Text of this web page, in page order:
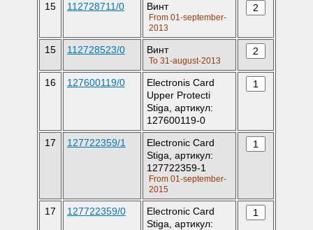
15 112728711/0 Винт
From 01-september-
2013
15 112728523/0 Винт
To 31-august-2013
16 127600119/0
Electronis Card
Upper Protecti
Stiga, артикул:
127600119-0
17
127722359/1
Electronic Card
Stiga, артикул:
127722359-1
From 01-september-
2015
17 127722359/0
Electronic Card
Stiga, артикул: